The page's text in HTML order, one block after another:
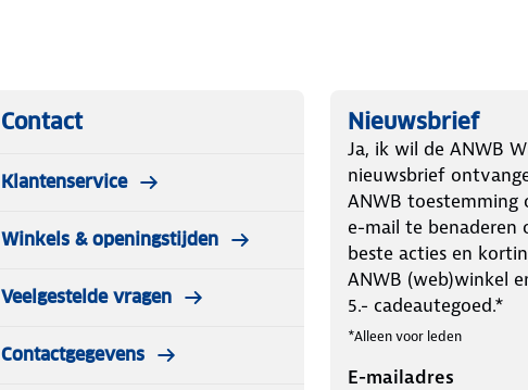
Contact
Klantenservice
Winkels & openingstijden
Veelgestelde vragen
Contactgegevens
Nieuwsbrief
Ja, ik wil de ANWB
nieuwsbrief
ANWB toestemming
e-mail te benaderen
beste acties en
ANWB (web)winkel
5.- cadeautegoed.*
*Alleen voor leden
E-mailadres